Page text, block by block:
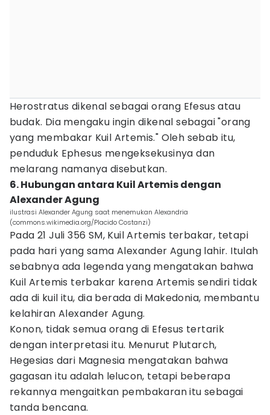
Herostratus dikenal sebagai orang Efesus atau
budak. Dia mengaku ingin dikenal sebagai "orang
yang membakar Kuil Artemis." Oleh sebab itu,
penduduk Ephesus mengeksekusinya dan
melarang namanya disebutkan.
6. Hubungan antara Kuil Artemis dengan
Alexander Agung
ilustrasi Alexander Agung saat menemukan Alexandria
(commons.wikimedia.org/Placido Costanzi)
Pada 21 Juli 356 SM, Kuil Artemis terbakar, tetapi
pada hari yang sama Alexander Agung lahir. Itulah
sebabnya ada legenda yang mengatakan bahwa
Kuil Artemis terbakar karena Artemis sendiri tidak
ada di kuil itu, dia berada di Makedonia, membantu
kelahiran Alexander Agung.
Konon, tidak semua orang di Efesus tertarik
dengan interpretasi itu. Menurut Plutarch,
Hegesias dari Magnesia mengatakan bahwa
gagasan itu adalah lelucon, tetapi beberapa
rekannya mengaitkan pembakaran itu sebagai
tanda bencana.